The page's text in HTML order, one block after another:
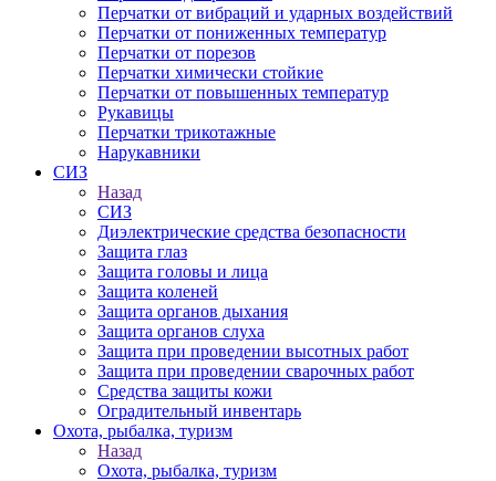
Перчатки от вибраций и ударных воздействий
Перчатки от пониженных температур
Перчатки от порезов
Перчатки химически стойкие
Перчатки от повышенных температур
Рукавицы
Перчатки трикотажные
Нарукавники
СИЗ
Назад
СИЗ
Диэлектрические средства безопасности
Защита глаз
Защита головы и лица
Защита коленей
Защита органов дыхания
Защита органов слуха
Защита при проведении высотных работ
Защита при проведении сварочных работ
Средства защиты кожи
Оградительный инвентарь
Охота, рыбалка, туризм
Назад
Охота, рыбалка, туризм